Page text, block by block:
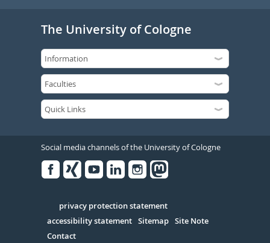
The University of Cologne
Social media channels of the University of Cologne
Serivce
privacy protection statement
accessibility statement Sitemap Site Note
Contact